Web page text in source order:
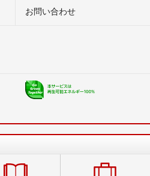
お問い合わせ